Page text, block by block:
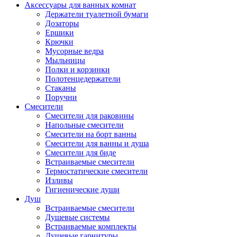
Аксессуары для ванных комнат
Держатели туалетной бумаги
Дозаторы
Ершики
Крючки
Мусорные ведра
Мыльницы
Полки и корзинки
Полотенцедержатели
Стаканы
Поручни
Смесители
Смесители для раковины
Напольные смесители
Смесители на борт ванны
Смесители для ванны и душа
Смесители для биде
Встраиваемые смесители
Термостатические смесители
Изливы
Гигиенические души
Душ
Встраиваемые смесители
Душевые системы
Встраиваемые комплекты